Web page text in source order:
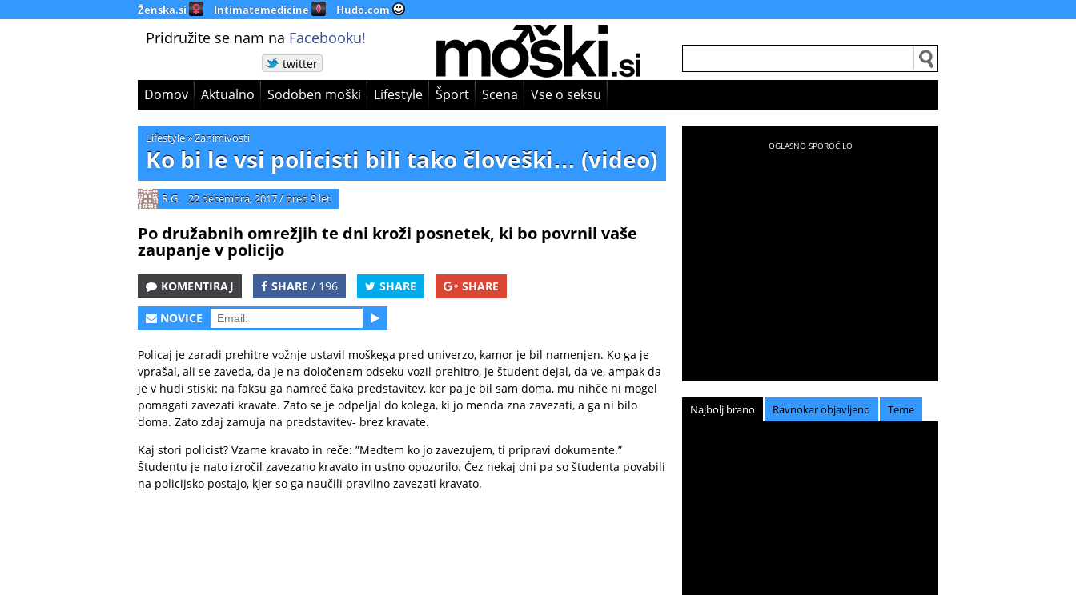
Ženska.si Intimatemedicine Hudo.com
Pridružite se nam na Facebooku!
twitter
Domov Aktualno Sodoben moški Lifestyle Šport Scena Vse o seksu
Lifestyle»Zanimivosti
Ko bi le vsi policisti bili tako človeški… (video)
R.G. 22 decembra, 2017/ pred 9 let
Po družabnih omrežjih te dni kroži posnetek, ki bo povrnil vaše
zaupanje v policijo
KOMENTIRAJ SHARE / 196 SHARE SHARE
NOVICE
Policaj je zaradi prehitre vožnje ustavil moškega pred univerzo, kamor je bil namenjen. Ko ga je
vprašal, ali se zaveda, da je na določenem odseku vozil prehitro, je študent dejal, da ve, ampak da
je v hudi stiski: na faksu ga namreč čaka predstavitev, ker pa je bil sam doma, mu nihče ni mogel
pomagati zavezati kravate. Zato se je odpeljal do kolega, ki jo menda zna zavezati, a ga ni bilo
doma. Zato zdaj zamuja na predstavitev- brez kravate.
Kaj stori policist? Vzame kravato in reče: ”Medtem ko jo zavezujem, ti pripravi dokumente.”
Študentu je nato izročil zavezano kravato in ustno opozorilo. Čez nekaj dni pa so študenta povabili
na policijsko postajo, kjer so ga naučili pravilno zavezati kravato.
Najbolj brano Ravnokar objavljeno Teme